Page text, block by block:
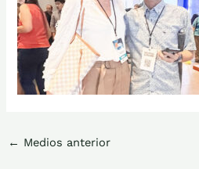
← Medios anterior